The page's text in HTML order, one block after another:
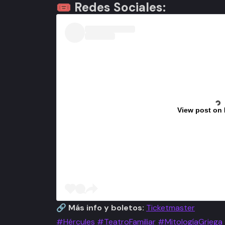
🎟 Redes Sociales:
View post on
🔗 Más info y boletos: Ticketmaster
#Hércules #TeatroFamiliar #MitologíaGriega